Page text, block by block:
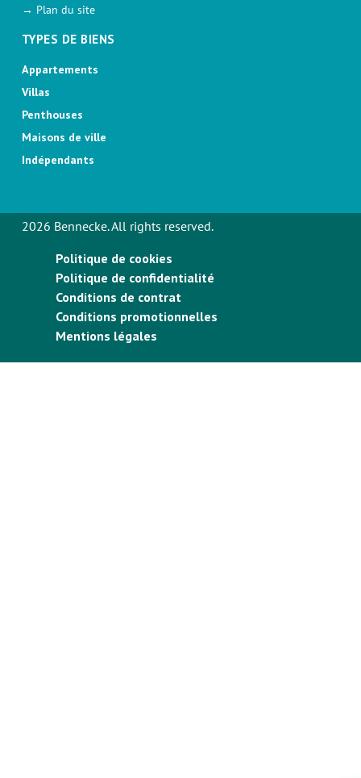
→ Plan du site
TYPES DE BIENS
Appartements
Villas
Penthouses
Maisons de ville
Indépendants
2026 Bennecke. All rights reserved.
Politique de cookies
Politique de confidentialité
Conditions de contrat
Conditions promotionnelles
Mentions légales